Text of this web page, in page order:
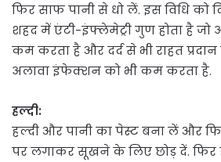
फिर साफ पानी से धो लें. इस विधि को
शहद में एंटी-इंफ्लेमेट्री गुण होता है
कम करता है और दर्द से भी राहत
अलावा इंफेक्शन को भी कम करता है.
हल्दी:
हल्दी और पानी का पेस्ट बना लें और
पर लगाकर सूखने के लिए छोड़ दें.